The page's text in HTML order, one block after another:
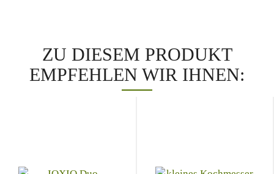
ZU DIESEM PRODUKT
EMPFEHLEN WIR IHNEN: